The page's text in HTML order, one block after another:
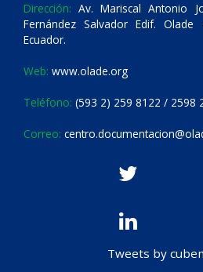
Dirección: Av. Mariscal Antonio
Fernández Salvador Edif.
Ecuador.
Web: www.olade.org
Teléfono: (593 2) 259 8122 / 2598
Correo:
Tweets by